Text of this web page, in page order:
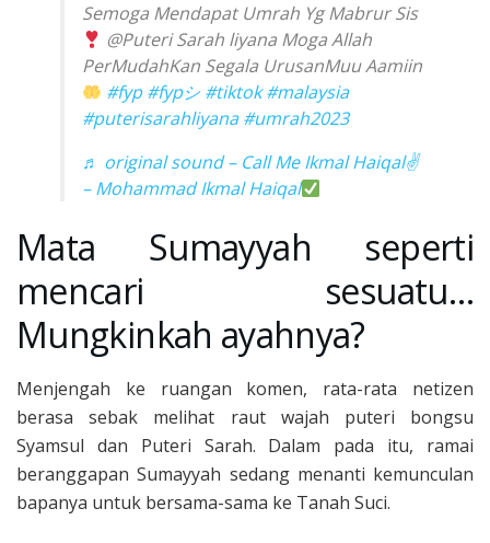
Semoga Mendapat Umrah Yg Mabrur Sis
@Puteri Sarah liyana Moga Allah
PerMudahKan Segala UrusanMuu Aamiin
#fyp #fypシ #tiktok #malaysia
#puterisarahliyana #umrah2023
♬ original sound – Call Me Ikmal Haiqal✌
– Mohammad Ikmal Haiqal
Mata Sumayyah seperti
mencari sesuatu…
Mungkinkah ayahnya?
Menjengah ke ruangan komen, rata-rata netizen
berasa sebak melihat raut wajah puteri bongsu
Syamsul dan Puteri Sarah. Dalam pada itu, ramai
beranggapan Sumayyah sedang menanti kemunculan
bapanya untuk bersama-sama ke Tanah Suci.